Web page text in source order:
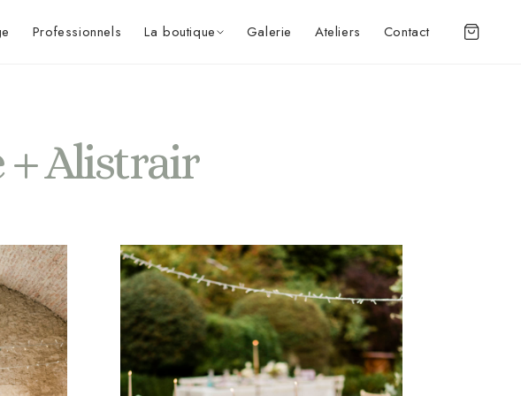
Professionnels La boutique Galerie Ateliers Contact
+ Alistrair